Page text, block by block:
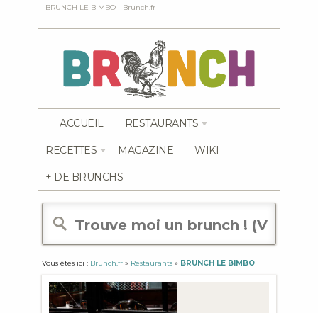
BRUNCH LE BIMBO - Brunch.fr
ACCUEIL RESTAURANTS
RECETTES MAGAZINE WIKI
+ DE BRUNCHS
Vous êtes ici : Brunch.fr » Restaurants » BRUNCH LE BIMBO